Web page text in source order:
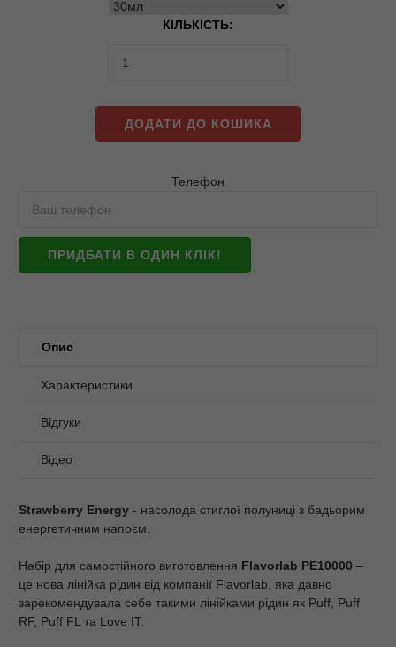
КІЛЬКІСТЬ:
ДОДАТИ ДО КОШИКА
Телефон
ПРИДБАТИ В ОДИН КЛІК!
Опис
Характеристики
Відгуки
Відео
Strawberry Energy - насолода стиглої полуниці з бадьорим
енергетичним напоєм.
Набір для самостійного виготовлення Flavorlab PE10000 –
це нова лінійка рідин від компанії Flavorlab, яка давно
зарекомендувала себе такими лінійками рідин як Puff, Puff
RF, Puff FL та Love IT.